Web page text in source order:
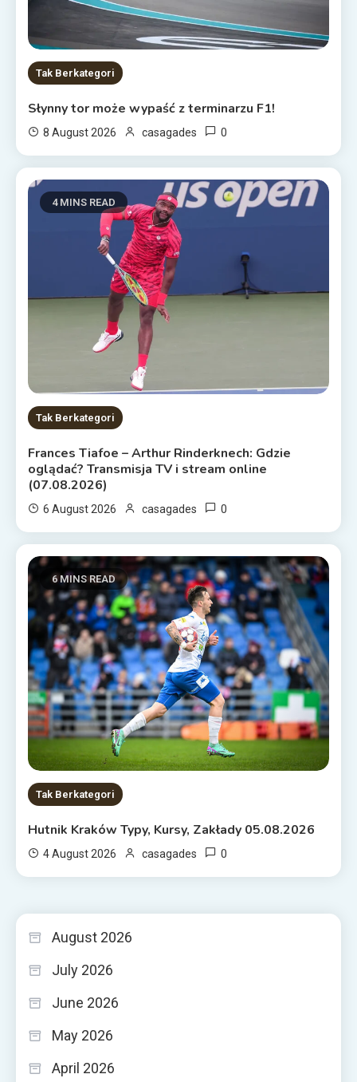
Tak Berkategori
Słynny tor może wypaść z terminarzu F1!
8 August 2026 casagades 0
4 MINS READ
Tak Berkategori
Frances Tiafoe – Arthur Rinderknech: Gdzie
oglądać? Transmisja TV i stream online
(07.08.2026)
6 August 2026 casagades 0
6 MINS READ
Tak Berkategori
Hutnik Kraków Typy, Kursy, Zakłady 05.08.2026
4 August 2026 casagades 0
August 2026
July 2026
June 2026
May 2026
April 2026